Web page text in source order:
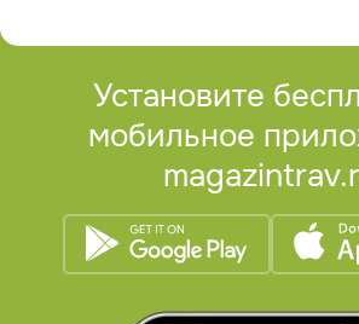
Установите
мобильное